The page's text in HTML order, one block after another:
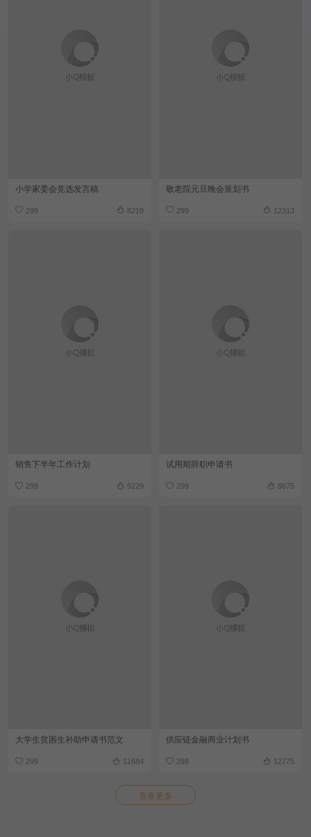
小学家委会竞选发言稿
299 8219
敬老院元旦晚会策划书
299 12313
销售下半年工作计划
299 9229
试用期辞职申请书
299 8675
大学生贫困生补助申请书范文
299 11684
供应链金融商业计划书
298 12775
查看更多